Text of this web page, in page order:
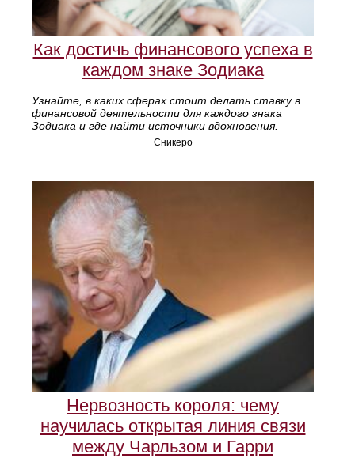
Как достичь финансового успеха в
каждом знаке Зодиака
Узнайте, в каких сферах стоит делать ставку в
финансовой деятельности для каждого знака
Зодиака и где найти источники вдохновения.
Сникеро
Нервозность короля: чему
научилась открытая линия связи
между Чарльзом и Гарри